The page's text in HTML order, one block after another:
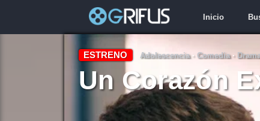
Inicio
ESTRENO Adolescencia· Comedia·
Un Corazón